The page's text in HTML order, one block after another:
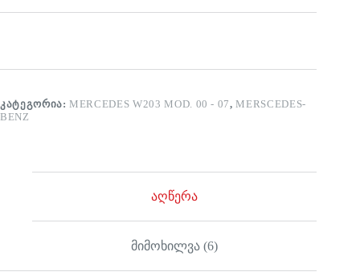
ᲙᲐᲢᲔᲒᲝᲠᲘᲐ:MERCEDES W203 MOD. 00 - 07,MERSCEDES-
BENZ
აღწერა
მიმოხილვა (6)